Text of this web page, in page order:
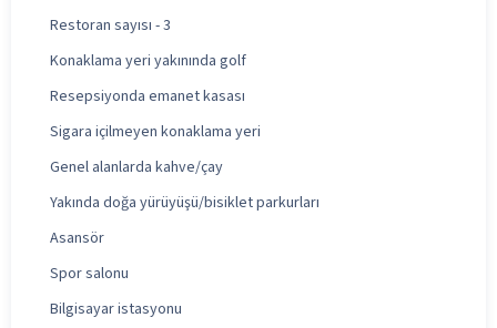
Restoran sayısı - 3
Konaklama yeri yakınında golf
Resepsiyonda emanet kasası
Sigara içilmeyen konaklama yeri
Genel alanlarda kahve/çay
Yakında doğa yürüyüşü/bisiklet parkurları
Asansör
Spor salonu
Bilgisayar istasyonu